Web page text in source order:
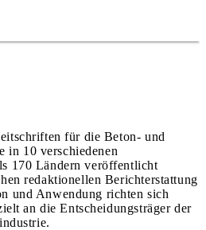
für die Beton- und
in 10 verschiedenen
170 Ländern veröffentlicht
redaktionellen Berichterstattung
und Anwendung richten sich
an die Entscheidungsträger der